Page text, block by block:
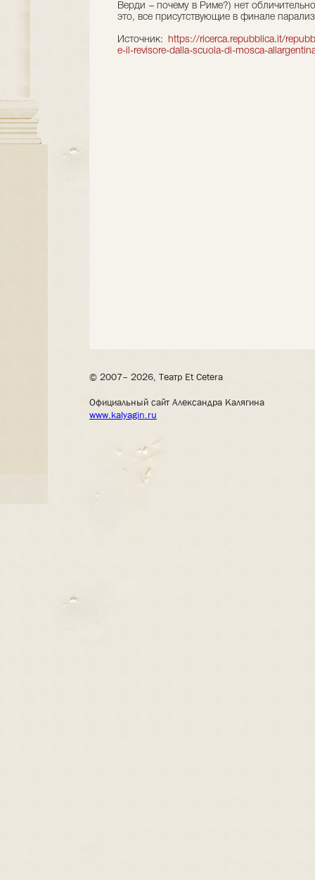
Верди – почему в Риме?) нет
это, все присутствующие в финале
Источник: https://ricerca.repubblica.it/
e-il-revisore-dalla-scuola-di-mosca-
© 2007– 2026, Театр Et Cetera
Официальный сайт Александра Калягина
www.kalyagin.ru